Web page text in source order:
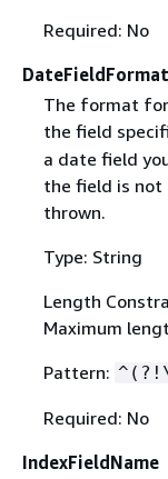
Required: No
DateFieldFormat
The format
the field
a date field
the field is not
thrown.
Type: String
Length
Maximum
Pattern:
Required: No
IndexFieldName